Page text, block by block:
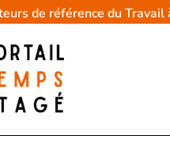
de référence du